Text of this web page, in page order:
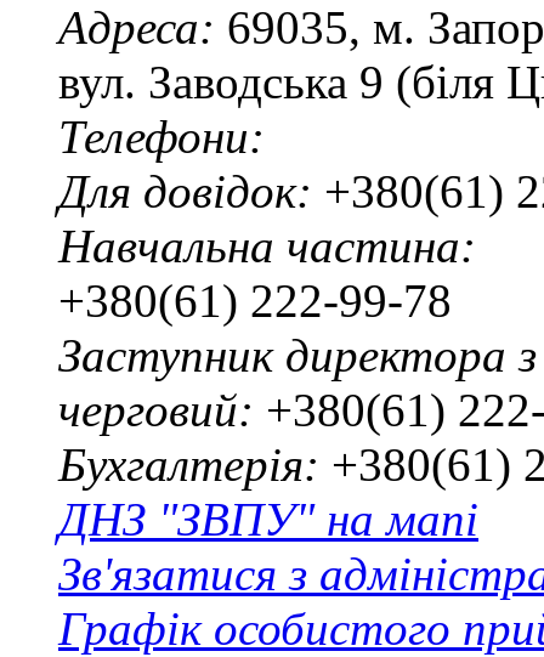
Адреса: 69035, м.
вул. Заводська 9 (біля
Телефони:
Для довідок: +380(61)
Навчальна частина:
+380(61) 222-99-78
Заступник директора
черговий: +380(61)
Бухгалтерія: +380(61)
ДНЗ "ЗВПУ" на мапі
Зв'язатися з
Графік особистого